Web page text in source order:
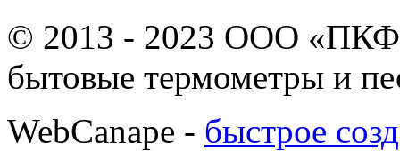
© 2013 - 2023 ООО «ПКФ
бытовые термометры и
WebCanape - быстрое